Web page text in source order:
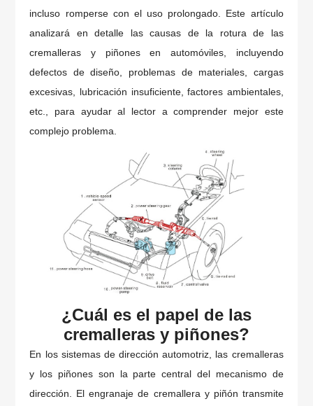
incluso romperse con el uso prolongado. Este artículo
analizará en detalle las causas de la rotura de las
cremalleras y piñones en automóviles, incluyendo
defectos de diseño, problemas de materiales, cargas
excesivas, lubricación insuficiente, factores ambientales,
etc., para ayudar al lector a comprender mejor este
complejo problema.
¿Cuál es el papel de las
cremalleras y piñones?
En los sistemas de dirección automotriz, las cremalleras
y los piñones son la parte central del mecanismo de
dirección. El engranaje de cremallera y piñón transmite